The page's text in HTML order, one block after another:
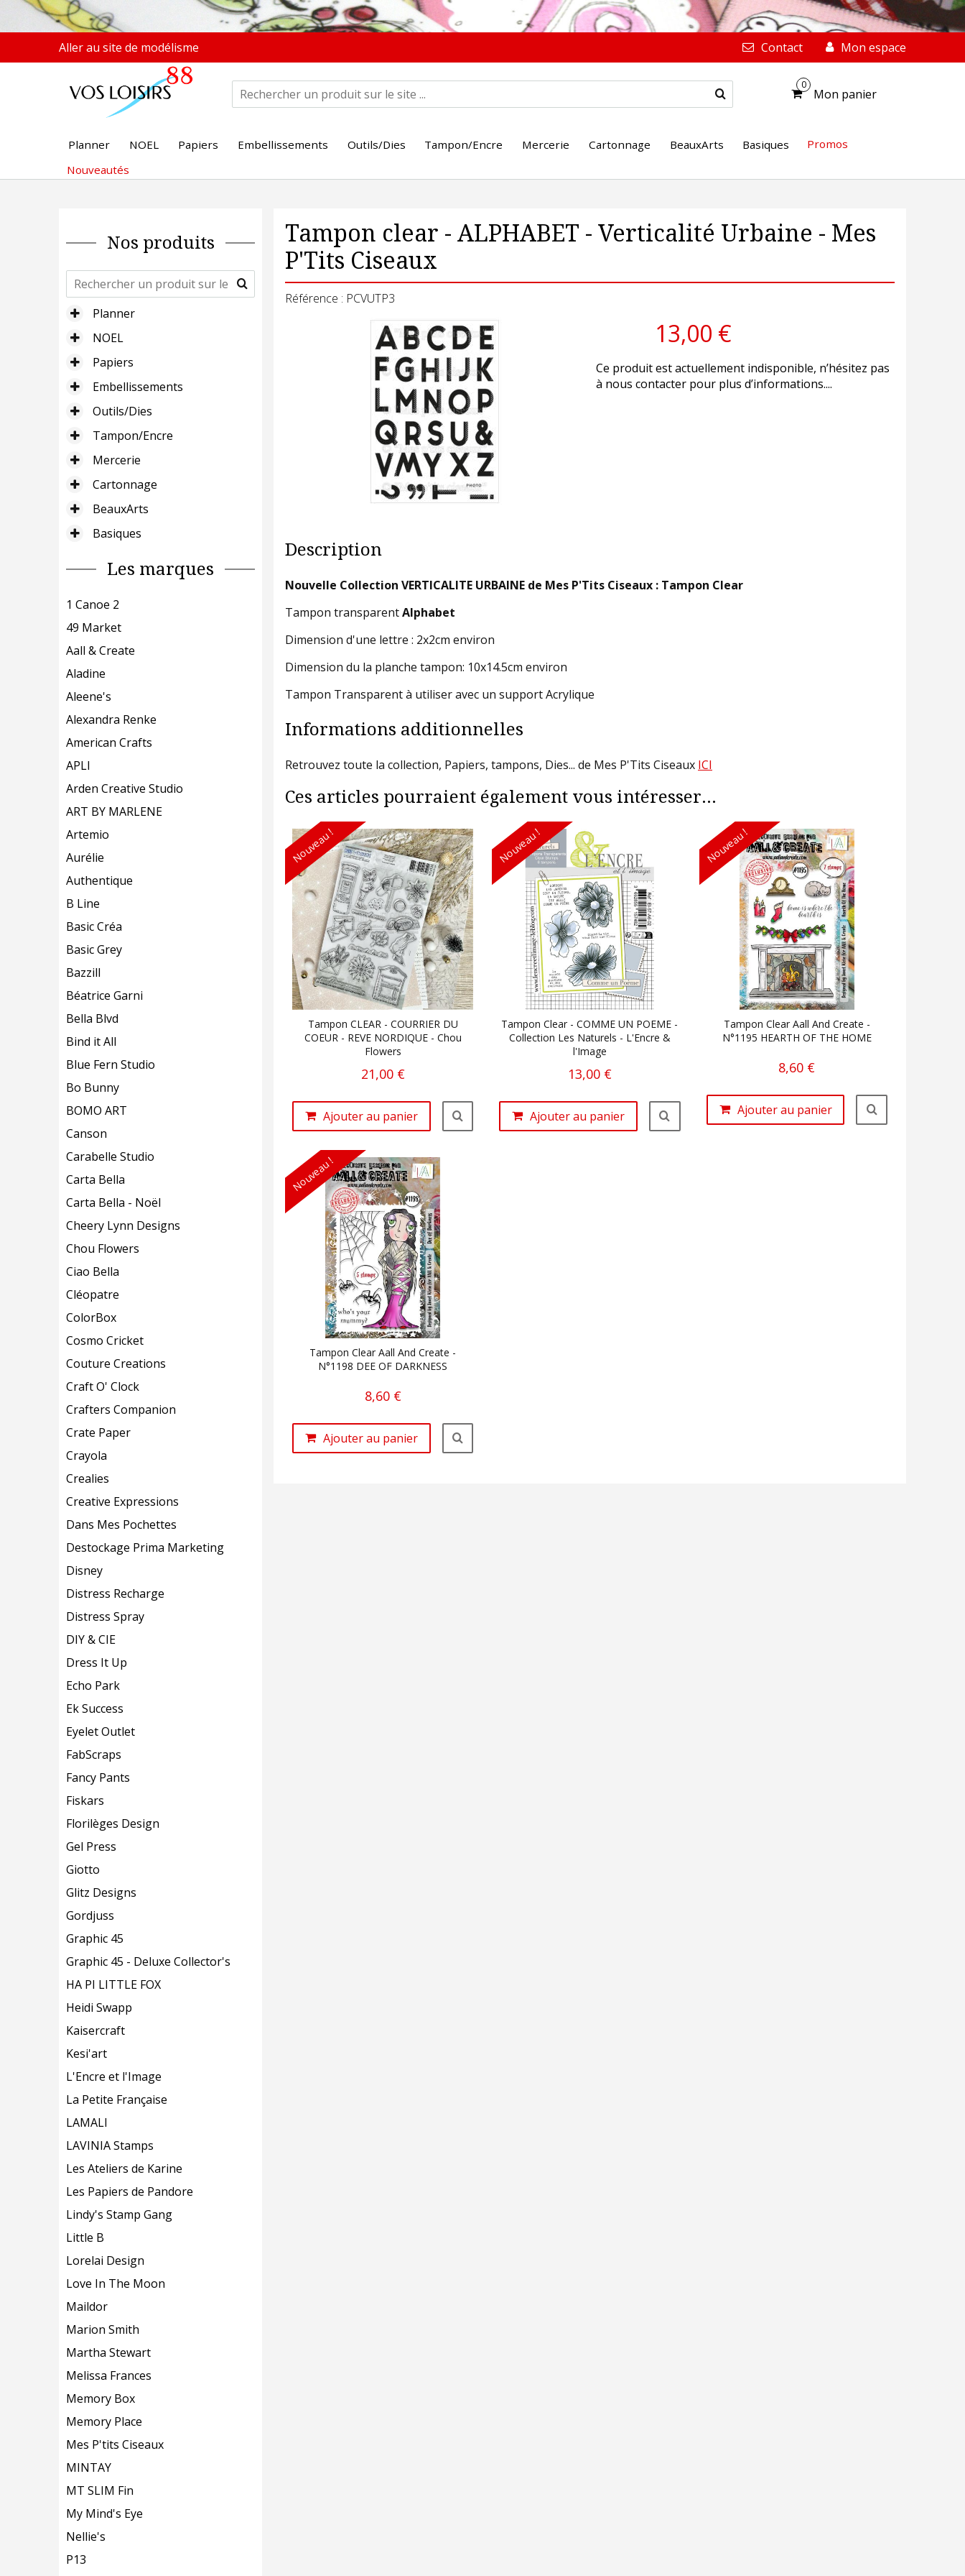
Aller au site de modélisme Contact Mon espace
0
Mon panier
Planner NOEL Papiers Embellissements Outils/Dies Tampon/Encre Mercerie Cartonnage BeauxArts Basiques
Promos
Nouveautés
Nos produits
Planner
NOEL
Papiers
Embellissements
Outils/Dies
Tampon/Encre
Mercerie
Cartonnage
BeauxArts
Basiques
Les marques
1 Canoe 2
49 Market
Aall & Create
Aladine
Aleene's
Alexandra Renke
American Crafts
APLI
Arden Creative Studio
ART BY MARLENE
Artemio
Aurélie
Authentique
B Line
Basic Créa
Basic Grey
Bazzill
Béatrice Garni
Bella Blvd
Bind it All
Blue Fern Studio
Bo Bunny
BOMO ART
Canson
Carabelle Studio
Carta Bella
Carta Bella - Noël
Cheery Lynn Designs
Chou Flowers
Ciao Bella
Cléopatre
ColorBox
Cosmo Cricket
Couture Creations
Craft O' Clock
Crafters Companion
Crate Paper
Crayola
Crealies
Creative Expressions
Dans Mes Pochettes
Destockage Prima Marketing
Disney
Distress Recharge
Distress Spray
DIY & CIE
Dress It Up
Echo Park
Ek Success
Eyelet Outlet
FabScraps
Fancy Pants
Fiskars
Florilèges Design
Gel Press
Giotto
Glitz Designs
Gordjuss
Graphic 45
Graphic 45 - Deluxe Collector's
HA PI LITTLE FOX
Heidi Swapp
Kaisercraft
Kesi'art
L'Encre et l'Image
La Petite Française
LAMALI
LAVINIA Stamps
Les Ateliers de Karine
Les Papiers de Pandore
Lindy's Stamp Gang
Little B
Lorelai Design
Love In The Moon
Maildor
Marion Smith
Martha Stewart
Melissa Frances
Memory Box
Memory Place
Mes P'tits Ciseaux
MINTAY
MT SLIM Fin
My Mind's Eye
Nellie's
P13
Tampon clear - ALPHABET - Verticalité Urbaine - Mes
P'Tits Ciseaux
Référence : PCVUTP3
13,00 €
Ce produit est actuellement indisponible, n’hésitez pas
à nous contacter pour plus d’informations....
Description
Nouvelle Collection VERTICALITE URBAINE de Mes P'Tits Ciseaux : Tampon Clear
Tampon transparentAlphabet
Dimension d'une lettre : 2x2cm environ
Dimension du la planche tampon: 10x14.5cm environ
Tampon Transparent à utiliser avec un support Acrylique
Informations additionnelles
Retrouvez toute la collection, Papiers, tampons, Dies... de Mes P'Tits Ciseaux ICI
Ces articles pourraient également vous intéresser...
Nouveau !
Tampon CLEAR - COURRIER DU
COEUR - REVE NORDIQUE - Chou
Flowers
21,00 €
Ajouter au panier
Nouveau !
Tampon Clear - COMME UN POEME -
Collection Les Naturels - L'Encre &
l'Image
13,00 €
Ajouter au panier
Nouveau !
Tampon Clear Aall And Create -
N°1195 HEARTH OF THE HOME
8,60 €
Ajouter au panier
Nouveau !
Tampon Clear Aall And Create -
N°1198 DEE OF DARKNESS
8,60 €
Ajouter au panier